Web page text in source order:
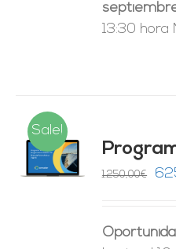
13:30 hora
Sale!
1.250,00€
El